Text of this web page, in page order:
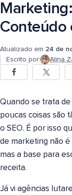
Conteúdo
Atualizado em 24 de
Escrito por:
Alina
Quando se trata de
poucas coisas são
o SEO. É por isso
de marketing não é
mas a base para
receita.
Já vi agências